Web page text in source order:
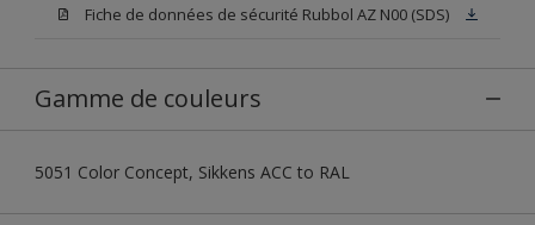
Fiche de données de sécurité Rubbol AZ N00 (SDS)
Gamme de couleurs
5051 Color Concept, Sikkens ACC to RAL